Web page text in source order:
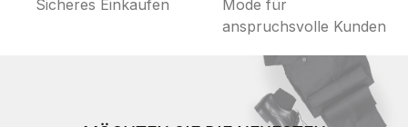
Sicheres Einkaufen
Mode für
anspruchsvolle Kunden